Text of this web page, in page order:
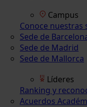
Campus
Conoce nuestras
Sede de
Sede de Madrid
Sede de Mallorca
Líderes
Ranking y
Acuerdos